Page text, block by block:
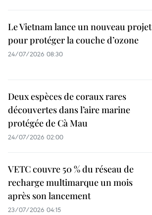
Le Vietnam lance un nouveau projet
pour protéger la couche d’ozone
24/07/2026 08:30
Deux espèces de coraux rares
découvertes dans l’aire marine
protégée de Cà Mau
24/07/2026 02:00
VETC couvre 50 % du réseau de
recharge multimarque un mois
après son lancement
23/07/2026 04:15